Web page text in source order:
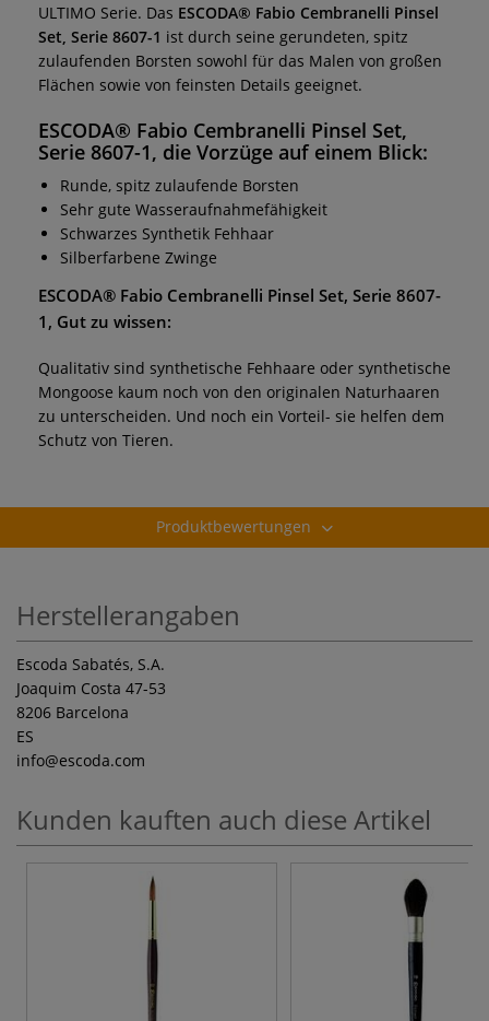
ULTIMO Serie. Das ESCODA® Fabio Cembranelli Pinsel
Set, Serie 8607-1 ist durch seine gerundeten, spitz
zulaufenden Borsten sowohl für das Malen von großen
Flächen sowie von feinsten Details geeignet.
ESCODA® Fabio Cembranelli Pinsel Set,
Serie 8607-1, die Vorzüge auf einem Blick:
Runde, spitz zulaufende Borsten
Sehr gute Wasseraufnahmefähigkeit
Schwarzes Synthetik Fehhaar
Silberfarbene Zwinge
ESCODA® Fabio Cembranelli Pinsel Set, Serie 8607-
1 , Gut zu wissen:
Qualitativ sind synthetische Fehhaare oder synthetische
Mongoose kaum noch von den originalen Naturhaaren
zu unterscheiden. Und noch ein Vorteil- sie helfen dem
Schutz von Tieren.
Produktbewertungen
Herstellerangaben
Escoda Sabatés, S.A.
Joaquim Costa 47-53
8206 Barcelona
ES
info@escoda.com
Kunden kauften auch diese Artikel